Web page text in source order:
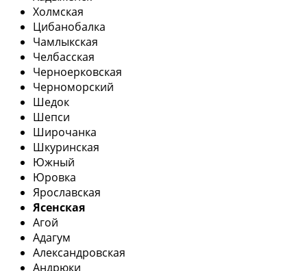
Холмская
Цибанобалка
Чамлыкская
Челбасская
Черноерковская
Черноморский
Шедок
Шепси
Широчанка
Шкуринская
Южный
Юровка
Ярославская
Ясенская
Агой
Адагум
Александровская
Андрюки